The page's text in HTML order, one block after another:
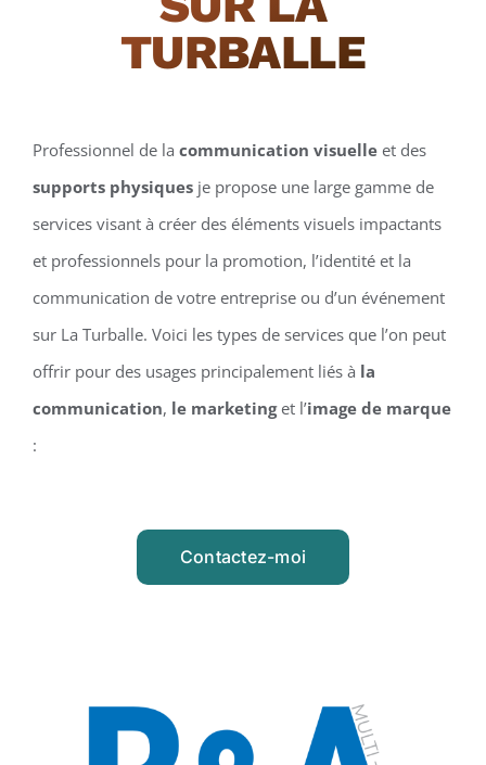
TURBALLE
Professionnel de la communication visuelleet des
supports physiquesje propose une large gamme de
services visant à créer des éléments visuels impactants
et professionnels pour la promotion, l’identité et la
communication de votre entreprise ou d’un événement
sur La Turballe. Voici les types de services que l’on peut
offrir pour des usages principalement liés à la
communication, le marketinget l’image de marque
:
Contactez-moi